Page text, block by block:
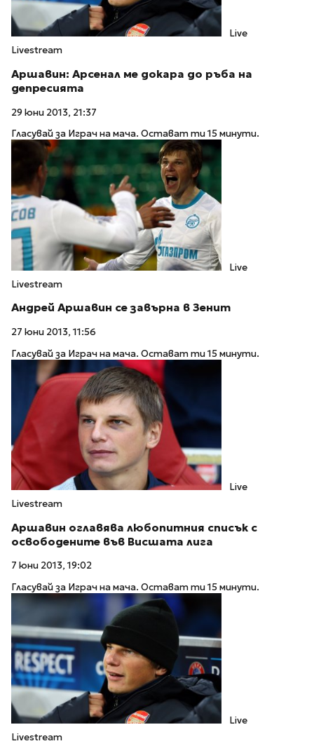
Live
Livestream
Аршавин: Арсенал ме докара до ръба на
депресията
29 юни 2013, 21:37
Гласувай за Играч на мача. Остават ти 15 минути.
Live
Livestream
Андрей Аршавин се завърна в Зенит
27 юни 2013, 11:56
Гласувай за Играч на мача. Остават ти 15 минути.
Live
Livestream
Аршавин оглавява любопитния списък с
освободените във Висшата лига
7 юни 2013, 19:02
Гласувай за Играч на мача. Остават ти 15 минути.
Live
Livestream